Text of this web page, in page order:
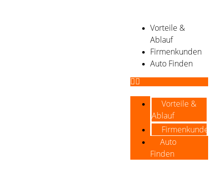
Vorteile &
Ablauf
Firmenkunden
Auto Finden
Vorteile &
Ablauf
Firmenkunden
Auto
Finden